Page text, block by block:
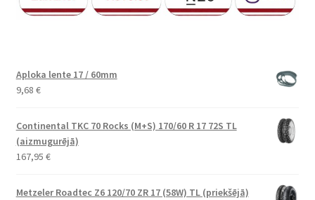
Aploka lente 17 / 60mm
9,68 €
Continental TKC 70 Rocks (M+S) 170/60 R 17 72S TL
(aizmugurējā)
167,95 €
Metzeler Roadtec Z6 120/70 ZR 17 (58W) TL (priekšējā)